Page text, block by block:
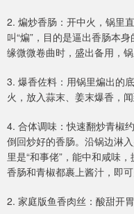
2. 煸炒香肠：开中火，锅里
叫“煸”，目的是逼出香肠本
缘微微卷曲时，盛出备用，锅
3. 爆香佐料：用锅里煸出的
火，放入蒜末、姜末爆香，
4. 合体调味：快速翻炒青椒
倒回炒好的香肠。沿锅边淋
里是“和事佬”，能中和咸味
香肠和青椒都裹上酱汁，即可
2. 家庭版鱼香肉丝：酸甜开